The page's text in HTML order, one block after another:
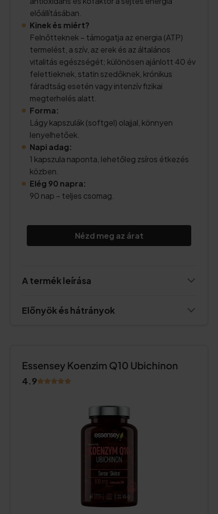
előállításában.
Kinek és miért?
Felnőtteknek – támogatja az energia (ATP)
termelést, a szív, az erek és az általános
vitalitás egészségét; különösen ajánlott 40 év
felettieknek, statin szedőknek, krónikus
fáradtság esetén vagy intenzív fizikai
megterhelés alatt.
Forma:
Lágy kapszulák (softgel) olajjal, könnyen
lenyelhetőek.
Napi adag:
1 kapszula naponta, lehetőleg zsíros étkezés
közben.
Elég 90 napra:
90 nap – teljes csomag.
Nézd meg az árat
A termék leírása
Előnyök és hátrányok
Essensey Koenzim Q10 Ubichinon
4.9